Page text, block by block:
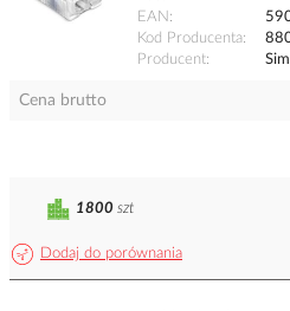
EAN
Kod Producenta
Producent
Cena brutto
Dodaj do porównania
1800 szt